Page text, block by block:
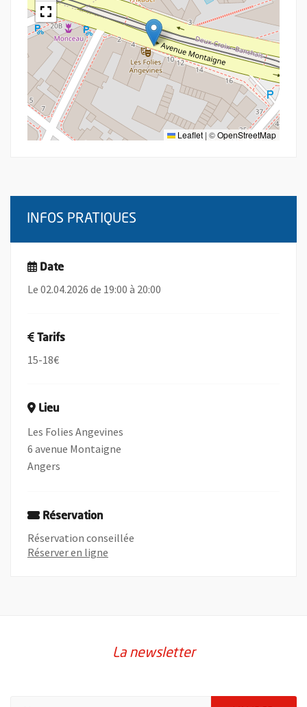
Leaflet | ©OpenStreetMap
INFOS PRATIQUES
Date
Le 02.04.2026 de 19:00 à 20:00
Tarifs
15-18€
Lieu
Les Folies Angevines
6 avenue Montaigne
Angers
Réservation
Réservation conseillée
Réserver en ligne
La newsletter